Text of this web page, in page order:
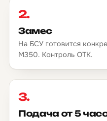
2.
Замес
На БСУ готовится
М350. Контроль ОТК.
3.
Подача от 5